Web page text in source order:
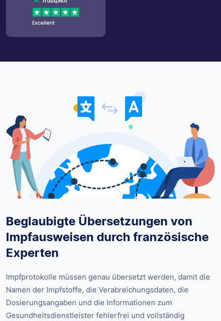
Beglaubigte Übersetzungen von
Impfausweisen durch französische
Experten
Impfprotokolle müssen genau übersetzt werden, damit die
Namen der Impfstoffe, die Verabreichungsdaten, die
Dosierungsangaben und die Informationen zum
Gesundheitsdienstleister fehlerfrei und vollständig